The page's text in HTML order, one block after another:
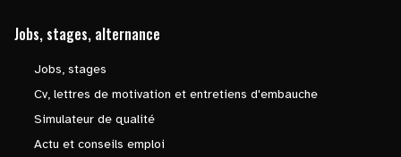
Jobs, stages, alternance
Jobs, stages
Cv, lettres de motivation et entretiens d'embauche
Simulateur de qualité
Actu et conseils emploi